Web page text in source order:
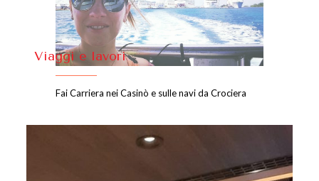
Viaggi e lavori
Fai Carriera nei Casinò e sulle navi da Crociera